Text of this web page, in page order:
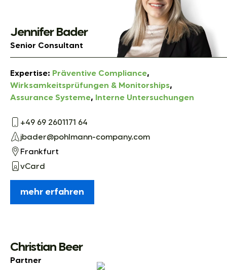
Jennifer Bader
Senior Consultant
Expertise: Präventive Compliance,
Wirksamkeitsprüfungen & Monitorships,
Assurance Systeme, Interne Untersuchungen
+49 69 2601171 64
jbader@pohlmann-company.com
Frankfurt
vCard
mehr erfahren
Christian Beer
Partner